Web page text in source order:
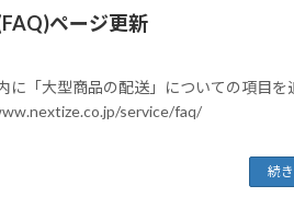
ページ更新
に「大型商品の配送」についての項目を
service/faq/
続